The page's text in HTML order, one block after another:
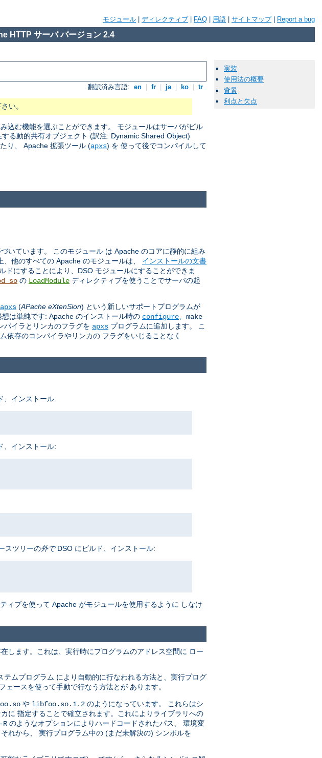
モジュール ディレクティブ FAQ 用語 サイトマップ| Report a bug
HTTP サーバ バージョン 2.4
翻訳済み言語: en fr ja ko tr
い。
込む機能を選ぶことができます。 モジュールはサーバがビル
る動的共有オブジェクト (訳注: Dynamic Shared Object)
り、 Apache 拡張ツール (apxs) を 使って後でコンパイルして
いています。 このモジュール は Apache のコアに静的に組み
他のすべての Apache のモジュールは、 インストールの文書
ドにすることにより、DSO モジュールにすることができま
の LoadModule ディレクティブを使うことでサーバの起
apxs (APache eXtenSion) という新しいサポートプログラムが
は単純です: Apache のインストール時の configure
make
パイラとリンカのフラグを apxs プログラムに追加します。 こ
存のコンパイラやリンカの フラグをいじることなく
、インストール:
、インストール:
スツリーの外でDSO にビルド、インストール:
ィブを使って Apache がモジュールを使用するように しなけ
します。これは、実行時にプログラムのアドレス空間に ロー
テムプログラム により自動的に行なわれる方法と、実行プログ
ースを使って手動で行なう方法とが あります。
や libfoo.so.1.2 のようになっています。 これらはシ
に 指定することで確立されます。これによりライブラリへの
-R のようなオプションによりハードコードされたパス、 環境変
れから、 実行プログラム中の (まだ未解決の) シンボルを
実装
使用法の概要
背景
利点と欠点